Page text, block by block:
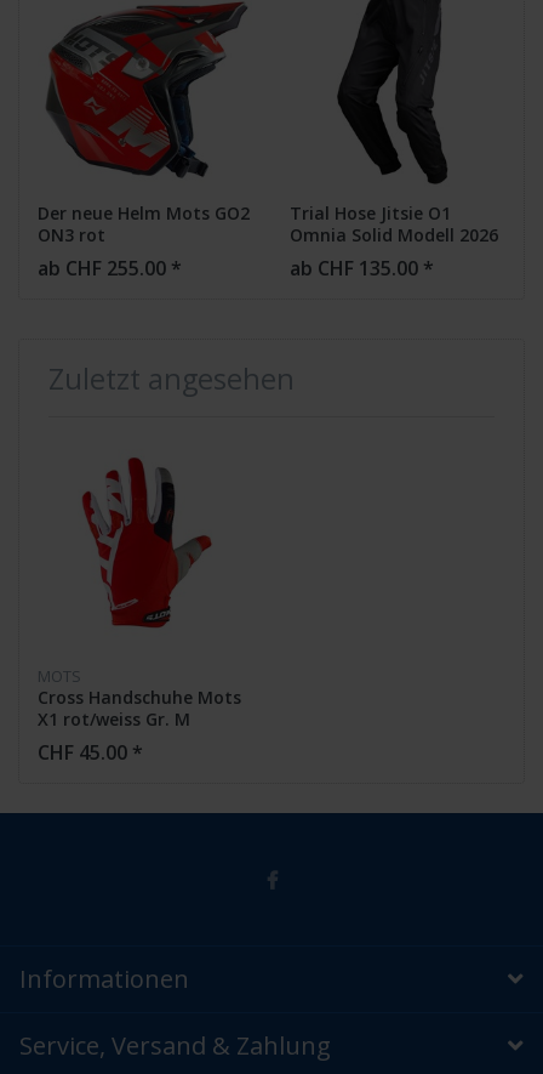
Der neue Helm Mots GO2
ON3 rot
ab CHF 255.00 *
Trial Hose Jitsie O1
Omnia Solid Modell 2026
ab CHF 135.00 *
Zuletzt angesehen
MOTS
Cross Handschuhe Mots
X1 rot/weiss Gr. M
CHF 45.00 *
Informationen
Service, Versand & Zahlung